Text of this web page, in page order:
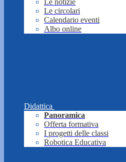
Le notizie
Le circolari
Calendario eventi
Albo online
Didattica
Panoramica
Offerta formativa
I progetti delle classi
Robotica Educativa